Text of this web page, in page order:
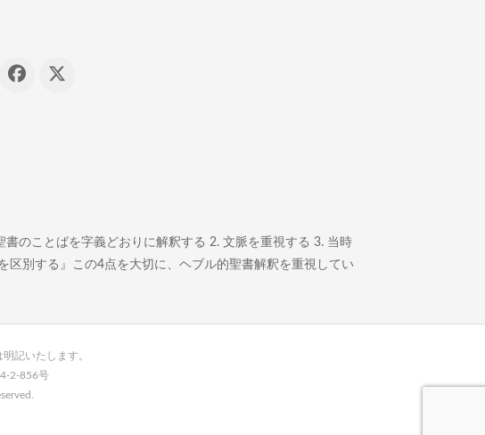
のことばを字義どおりに解釈する 2. 文脈を重視する 3. 当時
別する』この4点を大切に、ヘブル的聖書解釈を重視してい
記いたします。
2-856号